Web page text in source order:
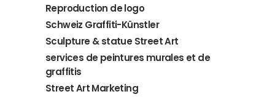
Reproduction de logo
Schweiz Graffiti-Künstler
Sculpture & statue Street Art
services de peintures murales et de
graffitis
Street Art Marketing